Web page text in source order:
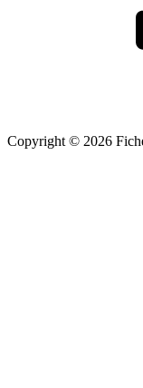
Copyright © 2026